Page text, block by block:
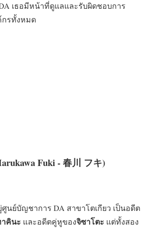
เธอมีหน้าที่ดูแลและรับผิดชอบการ
กรทั้งหมด
Fuki - 春川 フキ)
นย์บัญชาการ DA สาขาโตเกียว เป็นอดีต
คินะ และอดีตคู่หูของจิซาโตะ แต่ทั้งสอง